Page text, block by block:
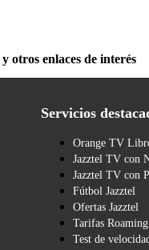
otros enlaces de interés
Servicios
Orange TV
Jazztel TV con
Jazztel TV con
Fútbol Jazztel
Ofertas Jazztel
Tarifas Roaming
Test de